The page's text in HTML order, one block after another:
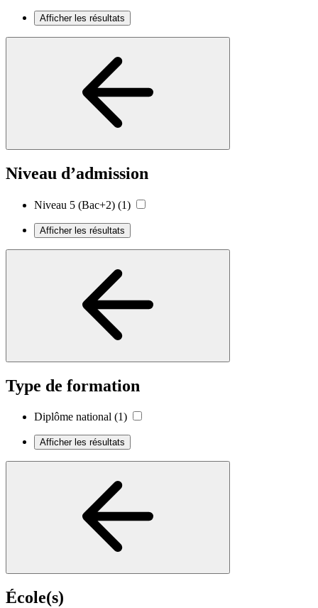
Afficher les résultats
Niveau d’admission
Niveau 5 (Bac+2) (1)
Afficher les résultats
Type de formation
Diplôme national (1)
Afficher les résultats
École(s)